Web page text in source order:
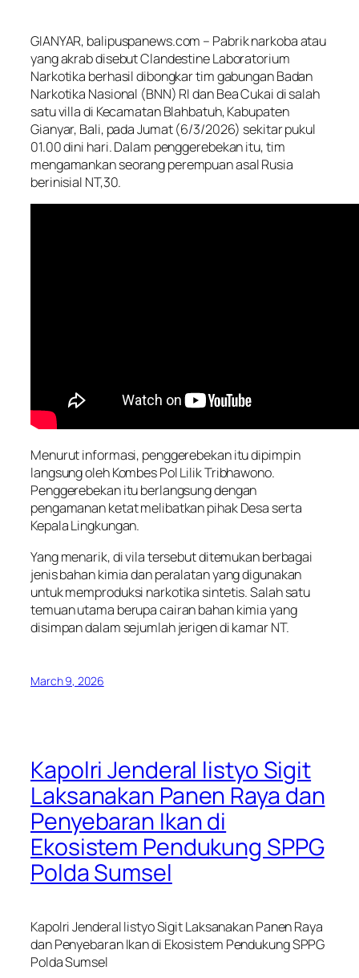
GIANYAR, balipuspanews.com – Pabrik narkoba atau
yang akrab disebut Clandestine Laboratorium
Narkotika berhasil dibongkar tim gabungan Badan
Narkotika Nasional (BNN) RI dan Bea Cukai di salah
satu villa di Kecamatan Blahbatuh, Kabupaten
Gianyar, Bali, pada Jumat (6/3/2026) sekitar pukul
01.00 dini hari. Dalam penggerebekan itu, tim
mengamankan seorang perempuan asal Rusia
berinisial NT,30.
Menurut informasi, penggerebekan itu dipimpin
langsung oleh Kombes Pol Lilik Tribhawono.
Penggerebekan itu berlangsung dengan
pengamanan ketat melibatkan pihak Desa serta
Kepala Lingkungan.
Yang menarik, di vila tersebut ditemukan berbagai
jenis bahan kimia dan peralatan yang digunakan
untuk memproduksi narkotika sintetis. Salah satu
temuan utama berupa cairan bahan kimia yang
disimpan dalam sejumlah jerigen di kamar NT.
March 9, 2026
Kapolri Jenderal listyo Sigit
Laksanakan Panen Raya dan
Penyebaran Ikan di
Ekosistem Pendukung SPPG
Polda Sumsel
Kapolri Jenderal listyo Sigit Laksanakan Panen Raya
dan Penyebaran Ikan di Ekosistem Pendukung SPPG
Polda Sumsel